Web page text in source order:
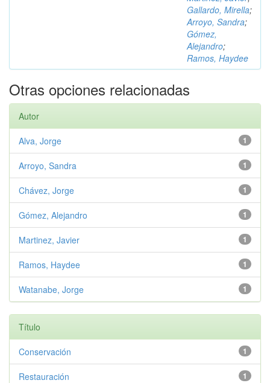
Gallardo, Mirella;
Arroyo, Sandra;
Gómez,
Alejandro;
Ramos, Haydee
Otras opciones relacionadas
Autor
1
Alva, Jorge
1
Arroyo, Sandra
1
Chávez, Jorge
1
Gómez, Alejandro
1
Martinez, Javier
1
Ramos, Haydee
1
Watanabe, Jorge
Título
1
Conservación
1
Restauración